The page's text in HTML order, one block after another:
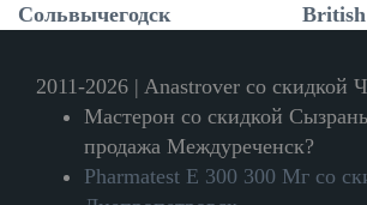
Сольвычегодск
2011-2026 | Anastrover со скидкой
Мастерон со скидкой
продажа Междуреченск?
Pharmatest E 300 300 Мг со